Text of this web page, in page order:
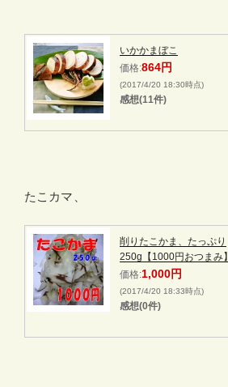
いかかまぼこ
価格:864円
(2017/4/20 18:30時点)
感想(11件)
たこカマ 、
削りたこかま、たっぷり
250g【1000円おつまみ】
価格:1,000円
(2017/4/20 18:33時点)
感想(0件)